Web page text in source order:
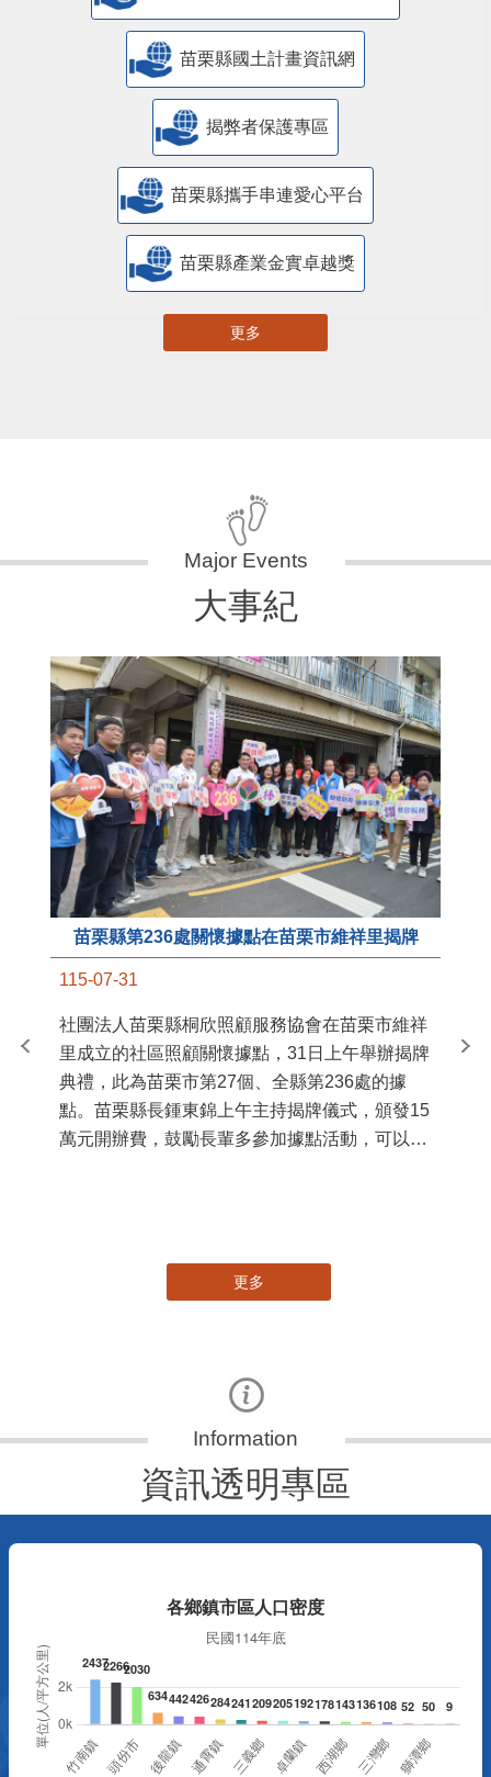
苗栗縣國土計畫資訊網
揭弊者保護專區
苗栗縣攜手串連愛心平台
苗栗縣產業金實卓越獎
更多
大事紀
苗栗縣第236處關懷據點在苗栗市維祥里揭牌
115-07-31
社團法人苗栗縣桐欣照顧服務協會在苗栗市維祥
里成立的社區照顧關懷據點，31日上午舉辦揭牌
典禮，此為苗栗市第27個、全縣第236處的據
點。苗栗縣長鍾東錦上午主持揭牌儀式，頒發15
萬元開辦費，鼓勵長輩多參加據點活動，可以更
苗
更多
資訊透明專區